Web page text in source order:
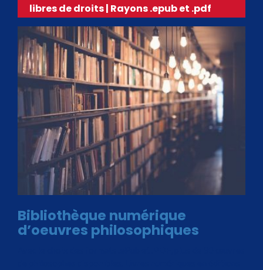
libres de droits | Rayons .epub et .pdf
Bibliothèque numérique
d’oeuvres philosophiques